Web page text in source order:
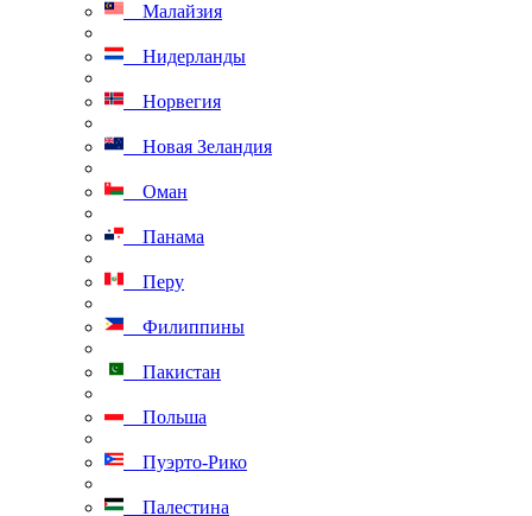
Малайзия
Нидерланды
Норвегия
Новая Зеландия
Оман
Панама
Перу
Филиппины
Пакистан
Польша
Пуэрто-Рико
Палестина